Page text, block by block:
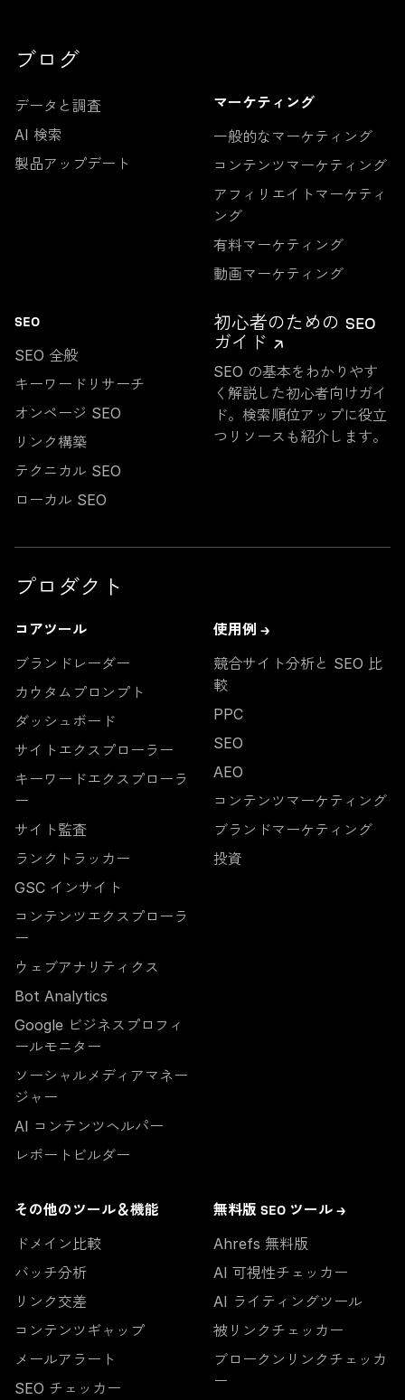
ブログ
データと調査
AI 検索
製品アップデート
マーケティング
一般的なマーケティング
コンテンツマーケティング
アフィリエイトマーケティ
ング
有料マーケティング
動画マーケティング
SEO
SEO 全般
キーワードリサーチ
オンページ SEO
リンク構築
テクニカル SEO
ローカル SEO
初心者のための SEO
ガイド ↗
SEO の基本をわかりやす
く解説した初心者向けガイ
ド。検索順位アップに役立
つリソースも紹介します。
プロダクト
コアツール
ブランドレーダー
カウタムプロンプト
ダッシュボード
サイトエクスプローラー
キーワードエクスプローラ
ー
サイト監査
ランクトラッカー
GSC インサイト
コンテンツエクスプローラ
ー
ウェブアナリティクス
Bot Analytics
Google ビジネスプロフィ
ールモニター
ソーシャルメディアマネー
ジャー
AI コンテンツヘルパー
レポートビルダー
使用例 →
競合サイト分析と SEO 比
較
PPC
SEO
AEO
コンテンツマーケティング
ブランドマーケティング
投資
その他のツール＆機能
ドメイン比較
バッチ分析
リンク交差
コンテンツギャップ
メールアラート
SEO チェッカー
無料版 SEO ツール →
Ahrefs 無料版
AI 可視性チェッカー
AI ライティングツール
被リンクチェッカー
ブロークンリンクチェッカ
ー